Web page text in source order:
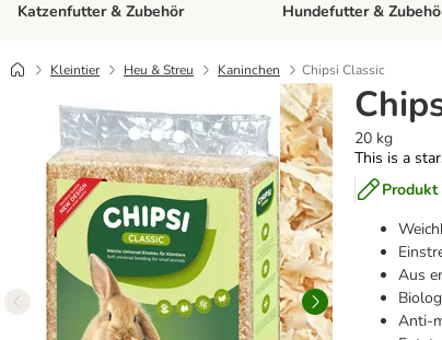
Katzenfutter & Zubehör Kategorie-Menü öffnen:
Hundefutter &
Kleintier Heu & Streu Kaninchen Chipsi Classic
20 kg
This is a
Aus
Anti-